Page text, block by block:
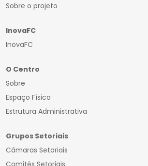
Sobre o projeto
InovaFC
InovaFC
O Centro
Sobre
Espaço Físico
Estrutura Administrativa
Grupos Setoriais
Câmaras Setoriais
Comitês Setoriais